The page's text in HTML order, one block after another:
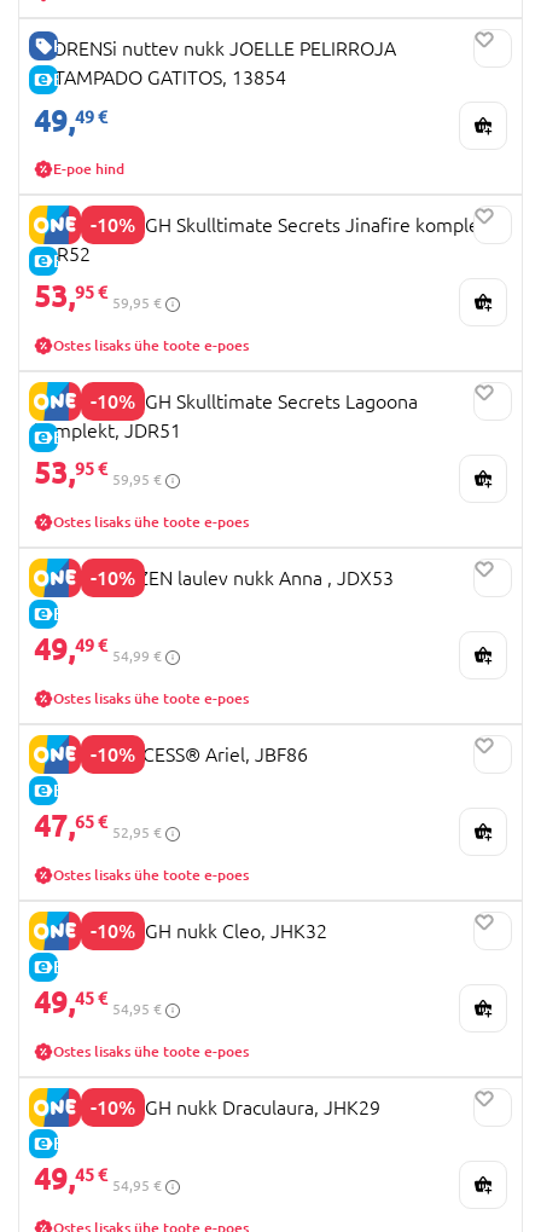
HEA HIND
E-HIND
LLORENSi nuttev nukk JOELLE PELIRROJA
ESTAMPADO GATITOS, 13854
49,49 €
E-poe hind
-10%
E-HIND
MONSTER HIGH Skulltimate Secrets Jinafire komplekt,
JDR52
53,95 €
59,95 €
Ostes lisaks ühe toote e-poes
-10%
E-HIND
MONSTER HIGH Skulltimate Secrets Lagoona
komplekt, JDR51
53,95 €
59,95 €
Ostes lisaks ühe toote e-poes
-10%
E-HIND
DISNEY FROZEN laulev nukk Anna , JDX53
49,49 €
54,99 €
Ostes lisaks ühe toote e-poes
-10%
E-HIND
DISNEY PRINCESS® Ariel, JBF86
47,65 €
52,95 €
Ostes lisaks ühe toote e-poes
-10%
E-HIND
MONSTER HIGH nukk Cleo, JHK32
49,45 €
54,95 €
Ostes lisaks ühe toote e-poes
-10%
E-HIND
MONSTER HIGH nukk Draculaura, JHK29
49,45 €
54,95 €
Ostes lisaks ühe toote e-poes